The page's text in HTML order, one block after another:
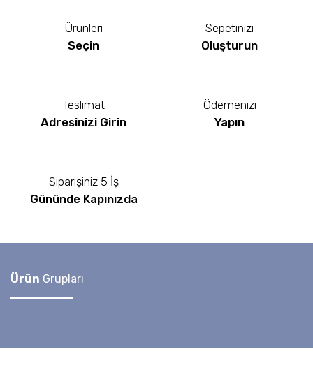
Ürünleri
Seçin
Sepetinizi
Oluşturun
Teslimat
Adresinizi Girin
Ödemenizi
Yapın
Siparişiniz 5 İş
Gününde Kapınızda
Ürün Grupları